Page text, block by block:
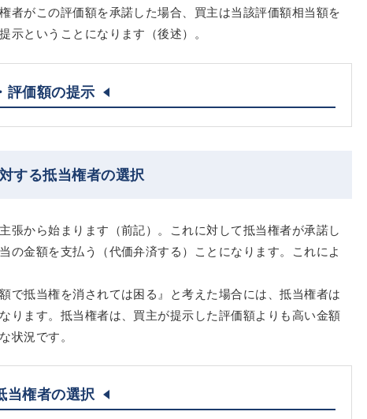
者がこの評価額を承諾した場合、買主は当該評価額相当額を
示ということになります（後述）。
評価額の提示
する抵当権者の選択
張から始まります（前記）。これに対して抵当権者が承諾し
の金額を支払う（代価弁済する）ことになります。これによ
で抵当権を消されては困る』と考えた場合には、抵当権者は
ります。抵当権者は、買主が提示した評価額よりも高い金額
状況です。
当権者の選択